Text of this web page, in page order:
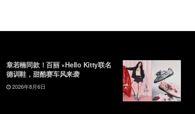
章若楠同款！百丽 ×Hello Kitty联名
德训鞋，甜酷赛车风来袭
2026年8月6日